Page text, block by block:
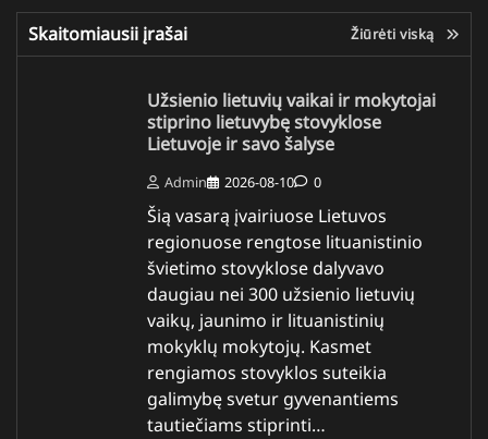
Skaitomiausii įrašai Žiūrėti viską
Užsienio lietuvių vaikai ir mokytojai
stiprino lietuvybę stovyklose
Lietuvoje ir savo šalyse
Admin 2026-08-10 0
Šią vasarą įvairiuose Lietuvos
regionuose rengtose lituanistinio
švietimo stovyklose dalyvavo
daugiau nei 300 užsienio lietuvių
vaikų, jaunimo ir lituanistinių
mokyklų mokytojų. Kasmet
rengiamos stovyklos suteikia
galimybę svetur gyvenantiems
tautiečiams stiprinti…